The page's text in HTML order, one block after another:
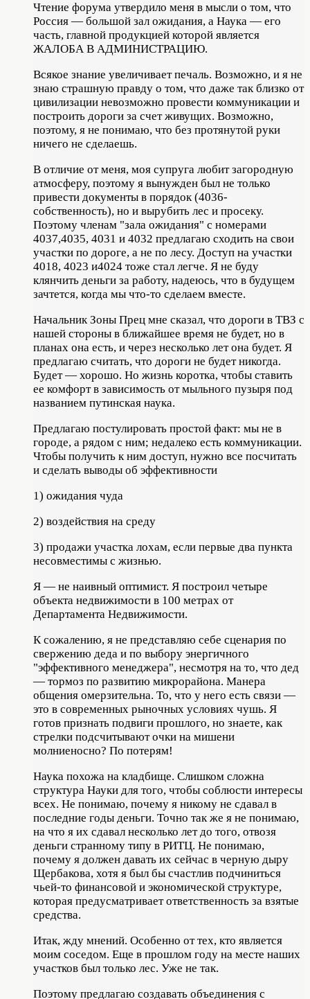
Чтение форума утвердило меня в мысли о том, что
Россия — большой зал ожидания, а Наука — его
часть, главной продукцией которой является
ЖАЛОБА В АДМИНИСТРАЦИЮ.
Всякое знание увеличивает печаль. Возможно, и я не
знаю страшную правду о том, что даже так близко от
цивилизации невозможно провести коммуникации и
построить дороги за счет живущих. Возможно,
поэтому, я не понимаю, что без протянутой руки
ничего не сделаешь.
В отличие от меня, моя супруга любит загородную
атмосферу, поэтому я вынужден был не только
привести документы в порядок (4036-
собственность), но и вырубить лес и просеку.
Поэтому членам "зала ожидания" с номерами
4037,4035, 4031 и 4032 предлагаю сходить на свои
участки по дороге, а не по лесу. Доступ на участки
4018, 4023 и4024 тоже стал легче. Я не буду
клянчить деньги за работу, надеюсь, что в будущем
зачтется, когда мы что-то сделаем вместе.
Начальник Зоны Прец мне сказал, что дороги в ТВЗ с
нашей стороны в ближайшее время не будет, но в
планах она есть, и через несколько лет она будет. Я
предлагаю считать, что дороги не будет никогда.
Будет — хорошо. Но жизнь коротка, чтобы ставить
ее комфорт в зависимость от мыльного пузыря под
названием путинская наука.
Предлагаю постулировать простой факт: мы не в
городе, а рядом с ним; недалеко есть коммуникации.
Чтобы получить к ним доступ, нужно все посчитать
и сделать выводы об эффективности
1) ожидания чуда
2) воздействия на среду
3) продажи участка лохам, если первые два пункта
несовместимы с жизнью.
Я — не наивный оптимист. Я построил четыре
объекта недвижимости в 100 метрах от
Департамента Недвижимости.
К сожалению, я не представляю себе сценария по
свержению деда и по выбору энергичного
"эффективного менеджера", несмотря на то, что дед
— тормоз по развитию микрорайона. Манера
общения омерзительна. То, что у него есть связи —
это в современных рыночных условиях чушь. Я
готов признать подвиги прошлого, но знаете, как
стрелки подсчитывают очки на мишени
молниеносно? По потерям!
Наука похожа на кладбище. Слишком сложна
структура Науки для того, чтобы соблюсти интересы
всех. Не понимаю, почему я никому не сдавал в
последние годы деньги. Точно так же я не понимаю,
на что я их сдавал несколько лет до того, отвозя
деньги странному типу в РИТЦ. Не понимаю,
почему я должен давать их сейчас в черную дыру
Щербакова, хотя я был бы счастлив подчиниться
чьей-то финансовой и экономической структуре,
которая предусматривает ответственность за взятые
средства.
Итак, жду мнений. Особенно от тех, кто является
моим соседом. Еще в прошлом году на месте наших
участков был только лес. Уже не так.
Поэтому предлагаю создавать объединения с